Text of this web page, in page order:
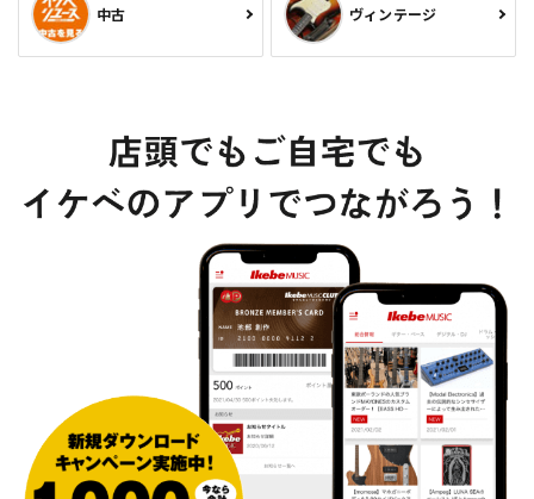
中古 ヴィンテージ